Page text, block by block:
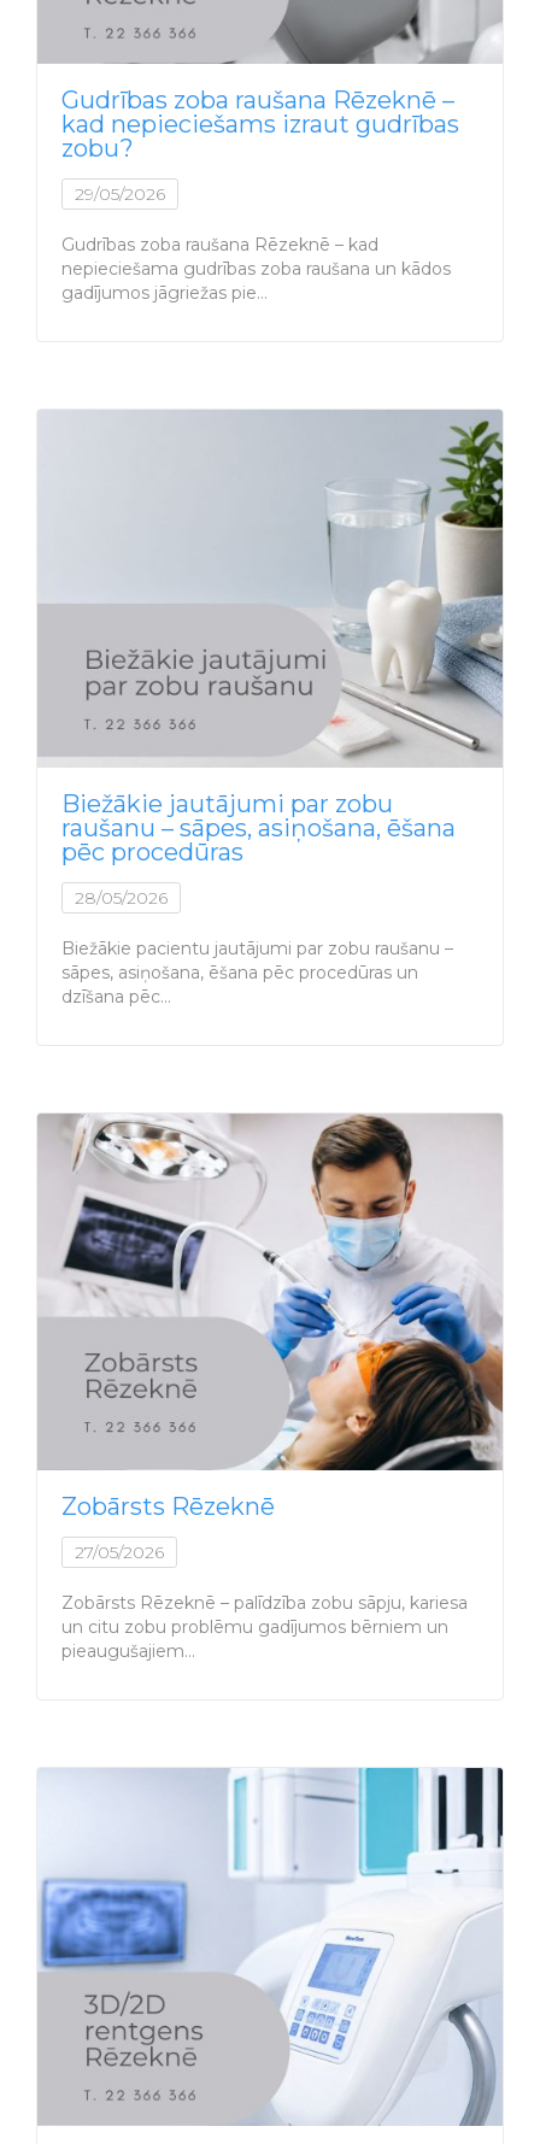
Gudrības zoba raušana Rēzeknē –
kad nepieciešams izraut gudrības
zobu?
29/05/2026
Gudrības zoba raušana Rēzeknē – kad
nepieciešama gudrības zoba raušana un kādos
gadījumos jāgriežas pie…
Biežākie jautājumi par zobu
raušanu – sāpes, asiņošana, ēšana
pēc procedūras
28/05/2026
Biežākie pacientu jautājumi par zobu raušanu –
sāpes, asiņošana, ēšana pēc procedūras un
dzīšana pēc…
Zobārsts Rēzeknē
27/05/2026
Zobārsts Rēzeknē – palīdzība zobu sāpju, kariesa
un citu zobu problēmu gadījumos bērniem un
pieaugušajiem…